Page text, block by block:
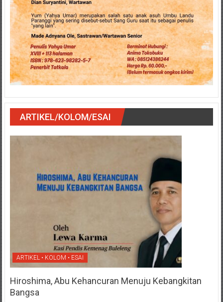
ARTIKEL/KOLOM/ESAI
ARTIKEL • KOLOM • ESAI
Hiroshima, Abu Kehancuran Menuju Kebangkitan
Bangsa